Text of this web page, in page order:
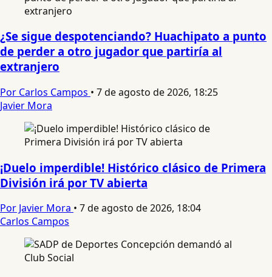
¿Se sigue despotenciando? Huachipato a punto
de perder a otro jugador que partiría al
extranjero
Por Carlos Campos • 7 de agosto de 2026, 18:25
Javier Mora
¡Duelo imperdible! Histórico clásico de Primera
División irá por TV abierta
Por Javier Mora • 7 de agosto de 2026, 18:04
Carlos Campos